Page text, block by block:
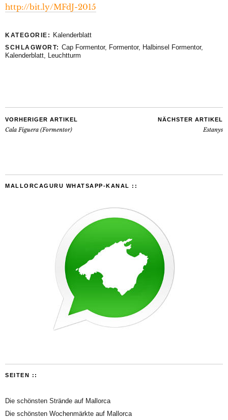
http://bit.ly/MFdJ-2015
KATEGORIE: Kalenderblatt
SCHLAGWORT: Cap Formentor, Formentor, Halbinsel Formentor,
Kalenderblatt, Leuchtturm
VORHERIGER ARTIKEL
Cala Figuera (Formentor)
NÄCHSTER ARTIKEL
Estanys
MALLORCAGURU WHATSAPP-KANAL ::
SEITEN ::
Die schönsten Strände auf Mallorca
Die schönsten Wochenmärkte auf Mallorca